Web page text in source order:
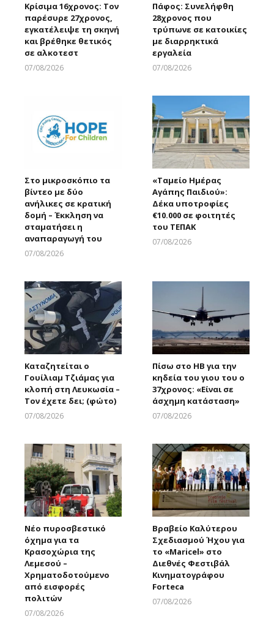
Κρίσιμα 16χρονος: Τον
παρέσυρε 27χρονος,
εγκατέλειψε τη σκηνή
και βρέθηκε θετικός
σε αλκοτεστ
07/08/2026
Πάφος: Συνελήφθη
28χρονος που
τρύπωνε σε κατοικίες
με διαρρηκτικά
εργαλεία
07/08/2026
Στο μικροσκόπιο τα
βίντεο με δύο
ανήλικες σε κρατική
δομή – Έκκληση να
σταματήσει η
αναπαραγωγή του
07/08/2026
«Ταμείο Ημέρας
Αγάπης Παιδιού»:
Δέκα υποτροφίες
€10.000 σε φοιτητές
του ΤΕΠΑΚ
07/08/2026
Καταζητείται ο
Γουίλιαμ Τζιάμας για
κλοπή στη Λευκωσία –
Τον έχετε δει; (φώτο)
07/08/2026
Πίσω στο ΗΒ για την
κηδεία του γιου του ο
37χρονος: «Είναι σε
άσχημη κατάσταση»
07/08/2026
Νέο πυροσβεστικό
όχημα για τα
Κρασοχώρια της
Λεμεσού –
Χρηματοδοτούμενο
από εισφορές
πολιτών
07/08/2026
Βραβείο Καλύτερου
Σχεδιασμού Ήχου για
το «Maricel» στο
Διεθνές Φεστιβάλ
Κινηματογράφου
Forteca
07/08/2026